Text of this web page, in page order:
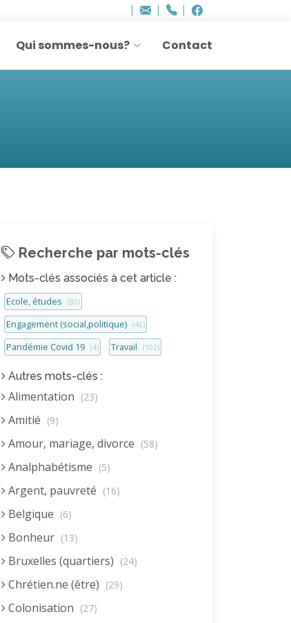
Adresse
mail
info..hâthe..
Tel.
Tel.
Qui sommes-nous? Contact
Recherche par mots-clés
Mots-clés associés à cet article :
Ecole, études (80)
Engagement (social,politique) (46)
Pandémie Covid 19 (4) Travail (102)
Autres mots-clés :
Alimentation (23)
Amitié (9)
Amour, mariage, divorce (58)
Analphabétisme (5)
Argent, pauvreté (16)
Belgique (6)
Bonheur (13)
Bruxelles (quartiers) (24)
Chrétien.ne (être) (29)
Colonisation (27)